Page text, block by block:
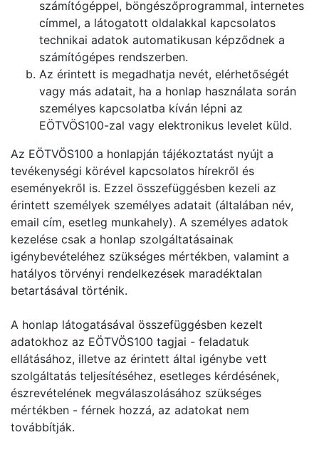
számítógéppel, böngészőprogrammal, internetes
címmel, a látogatott oldalakkal kapcsolatos
technikai adatok automatikusan képződnek a
számítógépes rendszerben.
Az érintett is megadhatja nevét, elérhetőségét
vagy más adatait, ha a honlap használata során
személyes kapcsolatba kíván lépni az
EÖTVÖS100-zal vagy elektronikus levelet küld.
Az EÖTVÖS100 a honlapján tájékoztatást nyújt a
tevékenységi körével kapcsolatos hírekről és
eseményekről is. Ezzel összefüggésben kezeli az
érintett személyek személyes adatait (általában név,
email cím, esetleg munkahely). A személyes adatok
kezelése csak a honlap szolgáltatásainak
igénybevételéhez szükséges mértékben, valamint a
hatályos törvényi rendelkezések maradéktalan
betartásával történik.
A honlap látogatásával összefüggésben kezelt
adatokhoz az EÖTVÖS100 tagjai - feladatuk
ellátásához, illetve az érintett által igénybe vett
szolgáltatás teljesítéséhez, esetleges kérdésének,
észrevételének megválaszolásához szükséges
mértékben - férnek hozzá, az adatokat nem
továbbítják.